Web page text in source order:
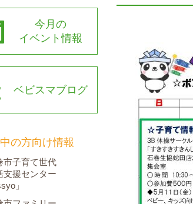
今月の
イベント情報
ベビスマブログ
の方向け情報
市子育て世代
支援センター
」